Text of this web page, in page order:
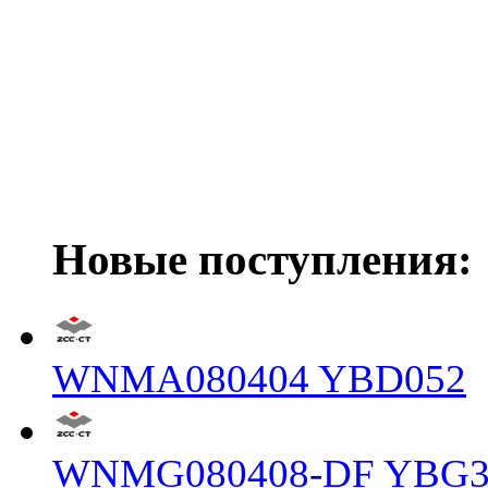
Новые поступления:
WNMA080404 YBD052
WNMG080408-DF